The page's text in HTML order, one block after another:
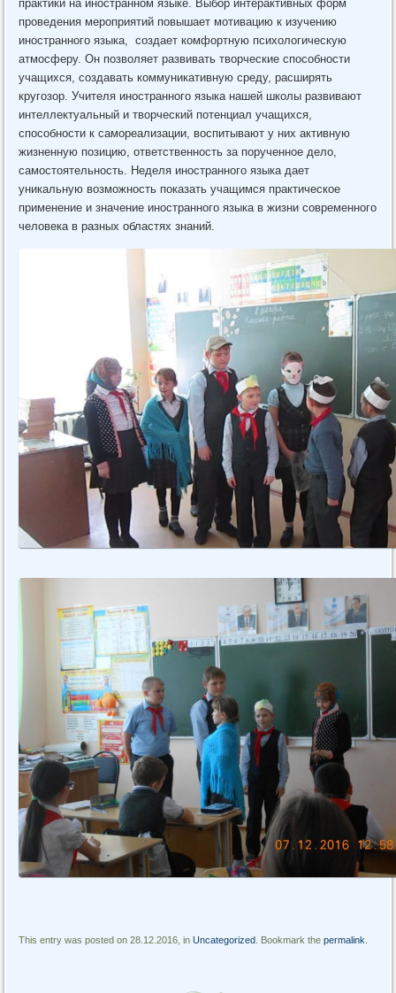
практики на иностранном языке. Выбор интерактивных форм
проведения мероприятий повышает мотивацию к изучению
иностранного языка, создает комфортную психологическую
атмосферу. Он позволяет развивать творческие способности
учащихся, создавать коммуникативную среду, расширять
кругозор. Учителя иностранного языка нашей школы развивают
интеллектуальный и творческий потенциал учащихся,
способности к самореализации, воспитывают у них активную
жизненную позицию, ответственность за порученное дело,
самостоятельность. Неделя иностранного языка дает
уникальную возможность показать учащимся практическое
применение и значение иностранного языка в жизни современного
человека в разных областях знаний.
This entry was posted on 28.12.2016, inUncategorized . Bookmark thepermalink